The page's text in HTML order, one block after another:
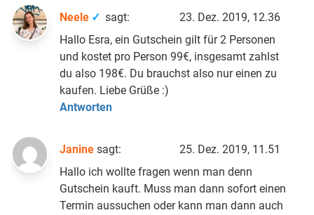
Neele sagt:
23. Dez. 2019, 12.36
Hallo Esra, ein Gutschein gilt für 2 Personen
und kostet pro Person 99€, insgesamt zahlst
du also 198€. Du brauchst also nur einen zu
kaufen. Liebe Grüße :)
Antworten
Janine sagt:
25. Dez. 2019, 11.51
Hallo ich wollte fragen wenn man denn
Gutschein kauft. Muss man dann sofort einen
Termin aussuchen oder kann man dann auch